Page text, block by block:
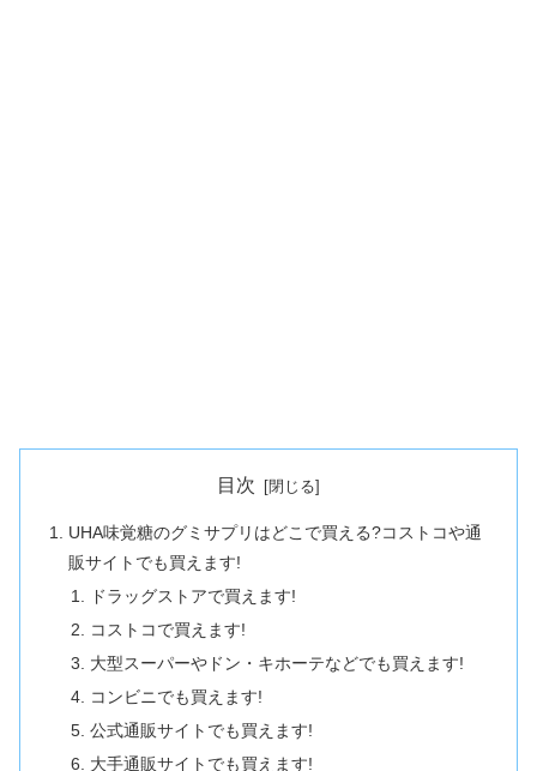
目次
UHA味覚糖のグミサプリはどこで買える?コストコや通
販サイトでも買えます!
ドラッグストアで買えます!
コストコで買えます!
大型スーパーやドン・キホーテなどでも買えます!
コンビニでも買えます!
公式通販サイトでも買えます!
大手通販サイトでも買えます!